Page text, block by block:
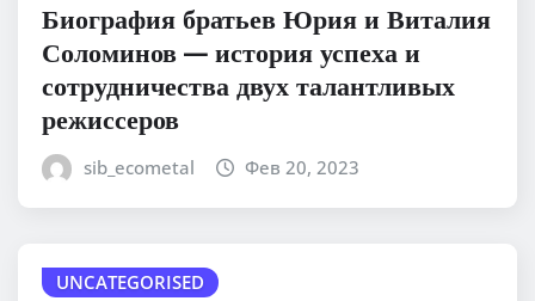
Биография братьев Юрия и Виталия
Соломинов — история успеха и
сотрудничества двух талантливых
режиссеров
sib_ecometal Фев 20, 2023
UNCATEGORISED